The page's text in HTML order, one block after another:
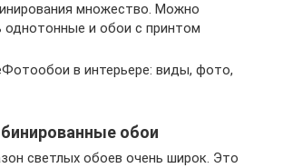
множество. Можно
однотонные и обои с принтом
в интерьере: виды, фото,
обои
светлых обоев очень широк. Это